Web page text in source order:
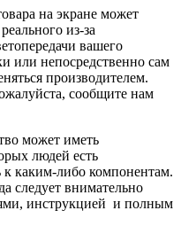
на экране может
из-за
вашего
или непосредственно сам
производителем.
сообщите нам
может иметь
людей есть
к каким-либо компонентам.
следует внимательно
инструкцией и полным